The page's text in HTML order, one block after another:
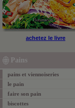
achetez le livre
Pains
pains et viennoiseries
le pain
faire son pain
biscottes